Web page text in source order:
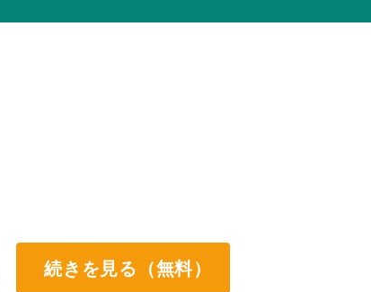
続きを見る（無料）